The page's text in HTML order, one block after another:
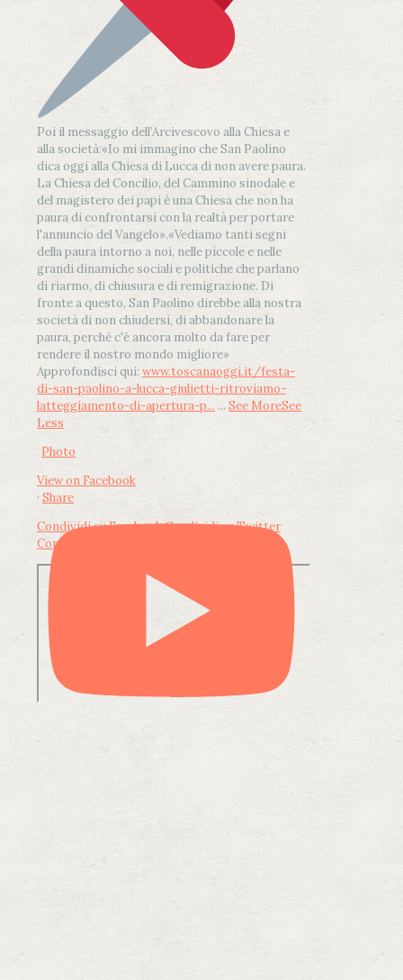
Poi il messaggio dell’Arcivescovo alla Chiesa e
alla società:«Io mi immagino che San Paolino
dica oggi alla Chiesa di Lucca di non avere paura.
La Chiesa del Concilio, del Cammino sinodale e
del magistero dei papi è una Chiesa che non ha
paura di confrontarsi con la realtà per portare
l'annuncio del Vangelo».«Vediamo tanti segni
della paura intorno a noi, nelle piccole e nelle
grandi dinamiche sociali e politiche che parlano
di riarmo, di chiusura e di remigrazione. Di
fronte a questo, San Paolino direbbe alla nostra
società di non chiudersi, di abbandonare la
paura, perché c'è ancora molto da fare per
rendere il nostro mondo migliore»
Approfondisci qui: www.toscanaoggi.it/festa-
di-san-paolino-a-lucca-giulietti-ritroviamo-
latteggiamento-di-apertura-p... ... See MoreSee
Less
Photo
View on Facebook
· Share
Condividi su FacebookCondividi su Twitter
Condividi su LinkedIn